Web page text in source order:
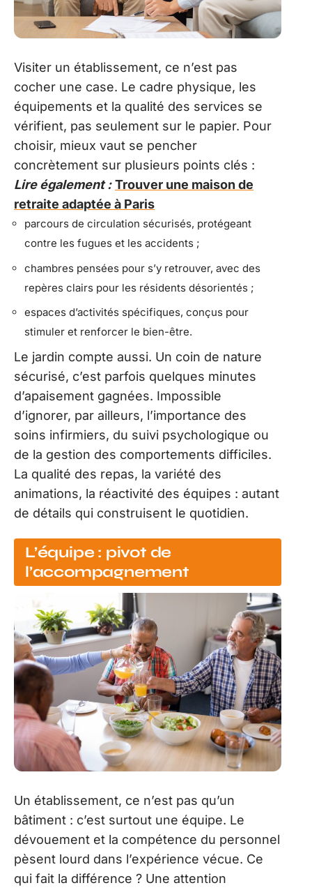
Visiter un établissement, ce n’est pas
cocher une case. Le cadre physique, les
équipements et la qualité des services se
vérifient, pas seulement sur le papier. Pour
choisir, mieux vaut se pencher
concrètement sur plusieurs points clés :
Lire également : Trouver une maison de
retraite adaptée à Paris
parcours de circulation sécurisés, protégeant
contre les fugues et les accidents ;
chambres pensées pour s’y retrouver, avec des
repères clairs pour les résidents désorientés ;
espaces d’activités spécifiques, conçus pour
stimuler et renforcer le bien-être.
Le jardin compte aussi. Un coin de nature
sécurisé, c’est parfois quelques minutes
d’apaisement gagnées. Impossible
d’ignorer, par ailleurs, l’importance des
soins infirmiers, du suivi psychologique ou
de la gestion des comportements difficiles.
La qualité des repas, la variété des
animations, la réactivité des équipes : autant
de détails qui construisent le quotidien.
L’équipe : pivot de
l’accompagnement
Un établissement, ce n’est pas qu’un
bâtiment : c’est surtout une équipe. Le
dévouement et la compétence du personnel
pèsent lourd dans l’expérience vécue. Ce
qui fait la différence ? Une attention